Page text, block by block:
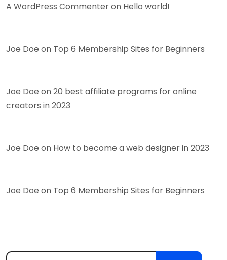
A WordPress Commenteron Hello world!
Joe Doe on Top 6 Membership Sites for Beginners
Joe Doe on20 best affiliate programs for online
creators in 2023
Joe Doe on How to become a web designer in 2023
Joe Doe on Top 6 Membership Sites for Beginners